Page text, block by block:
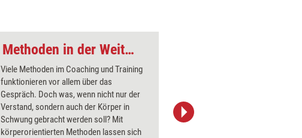
Körperbetonte Methoden in der Weiterbildung
Viele Methoden im Coaching und Training
funktionieren vor allem über das
Gespräch. Doch was, wenn nicht nur der
Verstand, sondern auch der Körper in
Schwung gebracht werden soll? Mit
körperorientierten Methoden lassen sich